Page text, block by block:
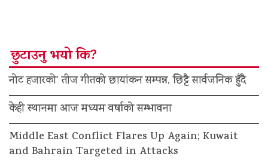
छुटाउनु भयो कि?
नोट हजारको’ तीज गीतको छायांकन सम्पन्न, छिट्टै सार्वजनिक हुँदै
केही स्थानमा आज मध्यम वर्षाको सम्भावना
Middle East Conflict Flares Up Again; Kuwait
and Bahrain Targeted in Attacks